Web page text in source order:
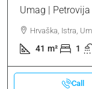
Umag |
Hrvaška, Istra,
41 m² 1
Call